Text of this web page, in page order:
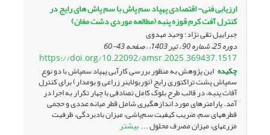
ارزیابی فنی- اقتصادی پهپاد سم پاش با سم پاش های رایج در
کنترل آفت کرم قوزه پنبه (مطالعه موردی دشت مغان)
جبراییل تقی نژاد؛ وحید مهدوی
دوره 25، شماره 90 ، تیر 1403، ، صفحه 43-60
https://doi.org/10.22092/amsr.2025.369437.1517
چکیده این پژوهش به منظور بررسی کارآیی پهپاد سمپاش با دو نوع
سمپاش پشت تراکتوری رایج (توربولاینر زراعی و بوم­دار) برای کنترل
آفات پنبه، در قالب طرح بلوک کامل تصادفی با چهار تکرار به اجرا در
آمد. پارامترهای مورد اندازه­گیری شامل قطر میانه عددی و حجمی
قطره­های سم، ضریب کیفیت سم‌پاشی، میزان بادبردگی، ظرفیت
مزرعه­ای، میزان مصرف محلول ... بیشتر